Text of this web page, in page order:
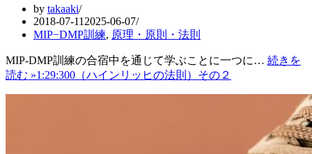
by takaaki
2018-07-11 2025-06-07
MIP−DMP訓練, 原理・原則・法則
MIP-DMP訓練の合宿中を通じて学ぶことに一つに… 続きを
読む »1:29:300（ハインリッヒの法則）その２